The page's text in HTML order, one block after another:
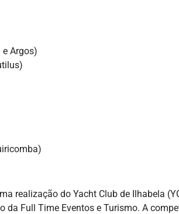
Argos)
realização do Yacht Club de Ilhabela
Full Time Eventos e Turismo. A